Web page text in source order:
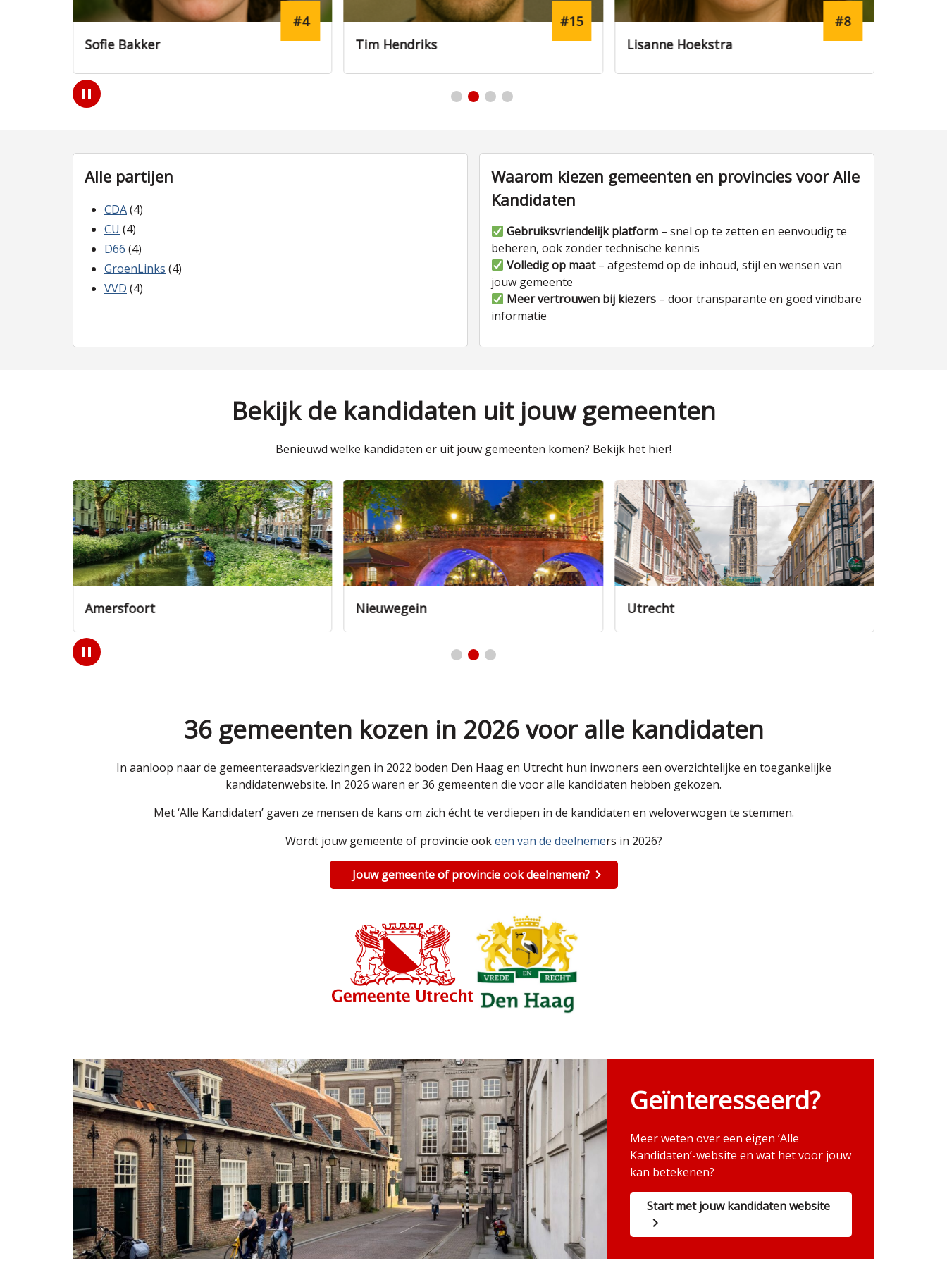
Tim Hendriks
#15
Lisanne Hoekstra
#8
Emma Vos
#2
Play
/
Alle partijen
CDA(4)
CU (4)
D66 (4)
GroenLinks (4)
VVD (4)
Waarom kiezen gemeenten en provincies voor Alle
Kandidaten
Gebruiksvriendelijk platform – snel op te zetten en eenvoudig te
beheren, ook zonder technische kennis
Volledig op maat– afgestemd op de inhoud, stijl en wensen van
jouw gemeente
Meer vertrouwen bij kiezers – door transparante en goed vindbare
informatie
Bekijk de kandidaten uit jouw gemeenten
Benieuwd welke kandidaten er uit jouw gemeenten komen? Bekijk het hier!
Nieuwegein Utrecht Zeist
Play
/
36 gemeenten kozen in 2026 voor alle kandidaten
In aanloop naar de gemeenteraadsverkiezingen in 2022 boden Den Haag en Utrecht hun inwoners een overzichtelijke en toegankelijke
kandidatenwebsite. In 2026 waren er 36 gemeenten die voor alle kandidaten hebben gekozen.
Met ‘Alle Kandidaten’ gaven ze mensen de kans om zich écht te verdiepen in de kandidaten en weloverwogen te stemmen.
Wordt jouw gemeente of provincie ookeen van de deelnemers in 2026?
Jouw gemeente of provincie ook deelnemen?
Geïnteresseerd?
Meer weten over een eigen ‘Alle
Kandidaten’-website en wat het voor jouw
kan betekenen?
Start met jouw kandidaten website